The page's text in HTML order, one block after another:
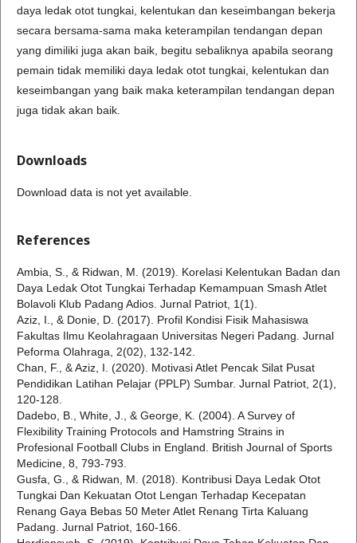
daya ledak otot tungkai, kelentukan dan keseimbangan bekerja
secara bersama-sama maka keterampilan tendangan depan
yang dimiliki juga akan baik, begitu sebaliknya apabila seorang
pemain tidak memiliki daya ledak otot tungkai, kelentukan dan
keseimbangan yang baik maka keterampilan tendangan depan
juga tidak akan baik.
Downloads
Download data is not yet available.
References
Ambia, S., & Ridwan, M. (2019). Korelasi Kelentukan Badan dan
Daya Ledak Otot Tungkai Terhadap Kemampuan Smash Atlet
Bolavoli Klub Padang Adios. Jurnal Patriot, 1(1).
Aziz, I., & Donie, D. (2017). Profil Kondisi Fisik Mahasiswa
Fakultas Ilmu Keolahragaan Universitas Negeri Padang. Jurnal
Peforma Olahraga, 2(02), 132-142.
Chan, F., & Aziz, I. (2020). Motivasi Atlet Pencak Silat Pusat
Pendidikan Latihan Pelajar (PPLP) Sumbar. Jurnal Patriot, 2(1),
120-128.
Dadebo, B., White, J., & George, K. (2004). A Survey of
Flexibility Training Protocols and Hamstring Strains in
Profesional Football Clubs in England. British Journal of Sports
Medicine, 8, 793-793.
Gusfa, G., & Ridwan, M. (2018). Kontribusi Daya Ledak Otot
Tungkai Dan Kekuatan Otot Lengan Terhadap Kecepatan
Renang Gaya Bebas 50 Meter Atlet Renang Tirta Kaluang
Padang. Jurnal Patriot, 160-166.